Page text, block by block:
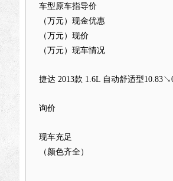
车型原车指导价
（万元）现金优惠
（万元）现价
（万元）现车情况
捷达 2013款 1.6L 自动舒适型
询价
现车充足
（颜色齐全）